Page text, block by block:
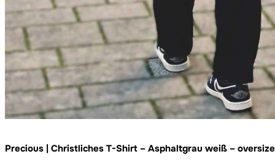
Precious | Christliches T-Shirt – Asphaltgrau weiß –